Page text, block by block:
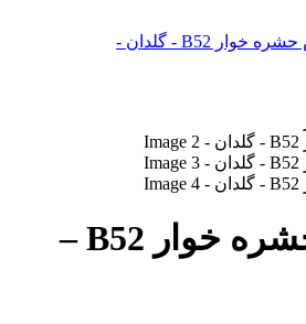
گیاه ونوس حشره خوار B52 –